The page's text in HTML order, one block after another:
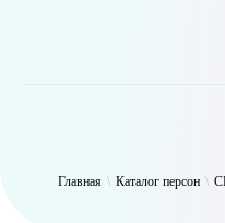
Главная \ Каталог персон \